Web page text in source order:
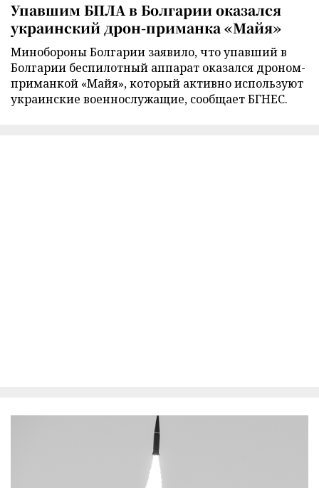
Упавшим БПЛА в Болгарии оказался
украинский дрон-приманка «Майя»
Минобороны Болгарии заявило, что упавший в
Болгарии беспилотный аппарат оказался дроном-
приманкой «Майя», который активно используют
украинские военнослужащие, сообщает БГНЕС.